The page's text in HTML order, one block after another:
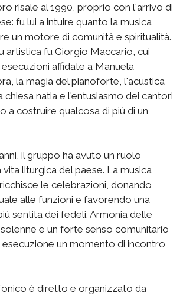
risale al 1990, proprio con l'arrivo di
fu lui a intuire quanto la musica
un motore di comunità e spiritualità.
artistica fu Giorgio Maccario, cui
affidate a Manuela
la magia del pianoforte, l'acustica
natia e l'entusiasmo dei cantori
a costruire qualcosa di più di un
il gruppo ha avuto un ruolo
liturgica del paese. La musica
le celebrazioni, donando
alle funzioni e favorendo una
sentita dei fedeli. Armonia delle
e un forte senso comunitario
un momento di incontro
è diretto e organizzato da